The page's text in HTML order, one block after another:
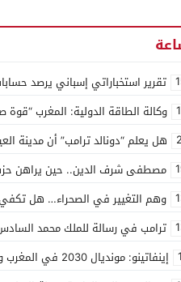
تقرير استخباراتي إسباني يرصد حسابات من الجزائر وأرقاما بـ”213+”
وكالة الطاقة الدولية: المغرب
هل يعلم “دونالد ترامب” أن مدينة
مصطفى شرف الدين.. حين يراهن حزب
وهم التغيير في الصحراء… هل تكفي
ترامب في رسالة للملك محمد
إينفاتينو: مونديال 2030 في المغرب وإسبانيا والبرتغال سيكون “الأجمل في التاريخ”